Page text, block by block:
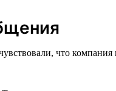
что компания